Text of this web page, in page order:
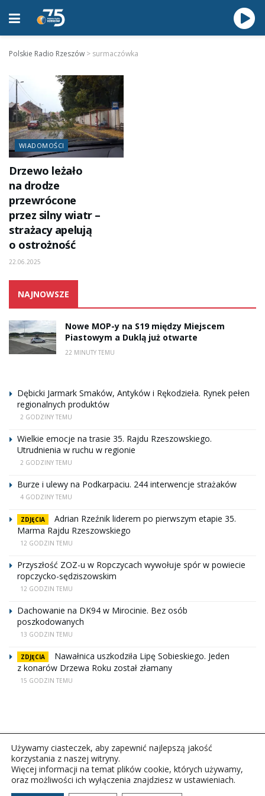
Polskie Radio Rzeszów > surmaczówka
WIADOMOŚCI
Drzewo leżało
na drodze
przewrócone
przez silny wiatr –
strażacy apelują
o ostrożność
22.06.2025
NAJNOWSZE
Nowe MOP-y na S19 między Miejscem
Piastowym a Duklą już otwarte
22 MINUTY TEMU
Dębicki Jarmark Smaków, Antyków i Rękodzieła. Rynek pełen
regionalnych produktów
2 GODZINY TEMU
Wielkie emocje na trasie 35. Rajdu Rzeszowskiego.
Utrudnienia w ruchu w regionie
2 GODZINY TEMU
Burze i ulewy na Podkarpaciu. 244 interwencje strażaków
4 GODZINY TEMU
ZDJĘCIA
Adrian Rzeźnik liderem po pierwszym etapie 35.
Marma Rajdu Rzeszowskiego
12 GODZIN TEMU
Przyszłość ZOZ-u w Ropczycach wywołuje spór w powiecie
ropczycko-sędziszowskim
12 GODZIN TEMU
Dachowanie na DK94 w Mirocinie. Bez osób
poszkodowanych
13 GODZIN TEMU
ZDJĘCIA
Nawałnica uszkodziła Lipę Sobieskiego. Jeden
z konarów Drzewa Roku został złamany
15 GODZIN TEMU
Copyright © 2026Polskie Radio Rzeszów S.A. w likwidacj.
Używamy ciasteczek, aby zapewnić najlepszą jakość
korzystania z naszej witryny.
Więcej informacji na temat plików cookie, których używamy,
oraz możliwości ich wyłączenia znajdziesz w ustawieniach.